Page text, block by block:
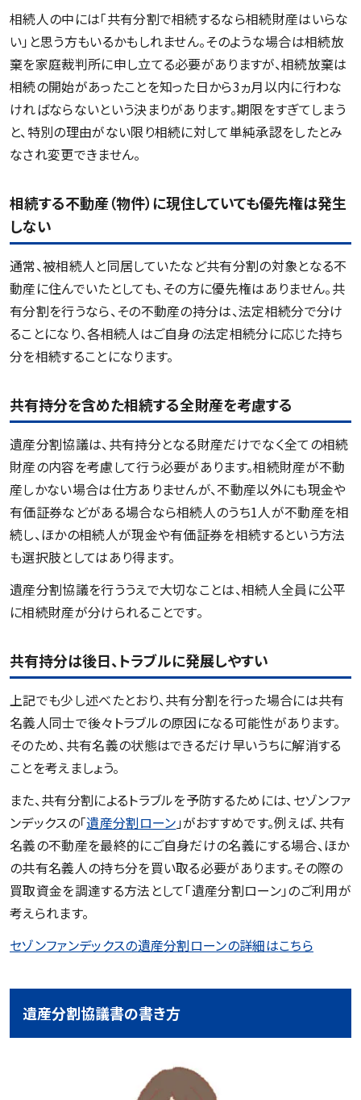
相続人の中には「共有分割で相続するなら相続財産はいらな
い」と思う方もいるかもしれません。そのような場合は相続放
棄を家庭裁判所に申し立てる必要がありますが、相続放棄は
相続の開始があったことを知った日から3ヵ月以内に行わな
ければならないという決まりがあります。期限をすぎてしまう
と、特別の理由がない限り相続に対して単純承認をしたとみ
なされ変更できません。
相続する不動産（物件）に現住していても優先権は発生
しない
通常、被相続人と同居していたなど共有分割の対象となる不
動産に住んでいたとしても、その方に優先権はありません。共
有分割を行うなら、その不動産の持分は、法定相続分で分け
ることになり、各相続人はご自身の法定相続分に応じた持ち
分を相続することになります。
共有持分を含めた相続する全財産を考慮する
遺産分割協議は、共有持分となる財産だけでなく全ての相続
財産の内容を考慮して行う必要があります。相続財産が不動
産しかない場合は仕方ありませんが、不動産以外にも現金や
有価証券などがある場合なら相続人のうち1人が不動産を相
続し、ほかの相続人が現金や有価証券を相続するという方法
も選択肢としてはあり得ます。
遺産分割協議を行ううえで大切なことは、相続人全員に公平
に相続財産が分けられることです。
共有持分は後日、トラブルに発展しやすい
上記でも少し述べたとおり、共有分割を行った場合には共有
名義人同士で後々トラブルの原因になる可能性があります。
そのため、共有名義の状態はできるだけ早いうちに解消する
ことを考えましょう。
また、共有分割によるトラブルを予防するためには、セゾンファ
ンデックスの「遺産分割ローン」がおすすめです。例えば、共有
名義の不動産を最終的にご自身だけの名義にする場合、ほか
の共有名義人の持ち分を買い取る必要があります。その際の
買取資金を調達する方法として「遺産分割ローン」のご利用が
考えられます。
セゾンファンデックスの遺産分割ローンの詳細はこちら
遺産分割協議書の書き方